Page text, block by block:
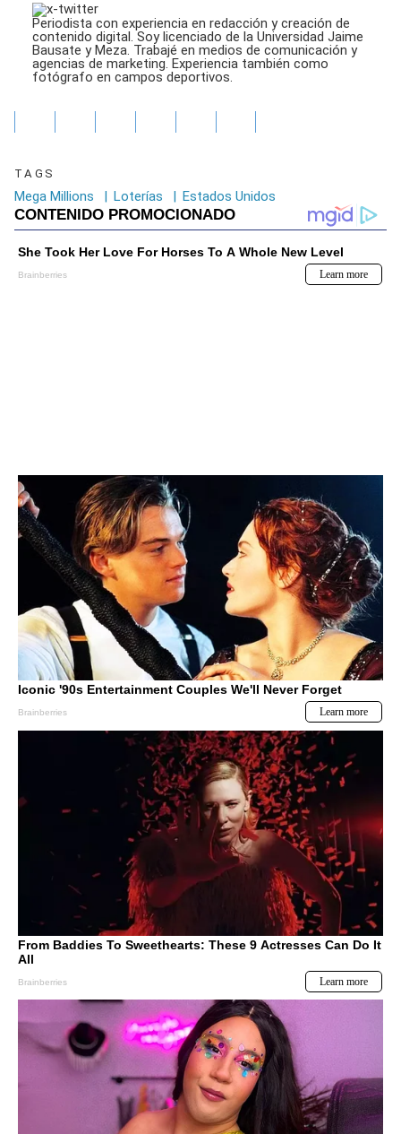
Periodista con experiencia en redacción y creación de
contenido digital. Soy licenciado de la Universidad Jaime
Bausate y Meza. Trabajé en medios de comunicación y
agencias de marketing. Experiencia también como
fotógrafo en campos deportivos.
TAGS
Mega Millions | Loterías | Estados Unidos